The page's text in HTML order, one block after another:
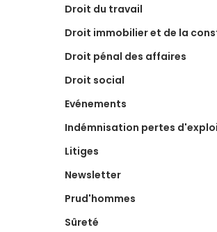
Droit du travail
Droit immobilier et de la
Droit pénal des affaires
Droit social
Evénements
Indémnisation pertes
Litiges
Newsletter
Prud'hommes
Sûreté